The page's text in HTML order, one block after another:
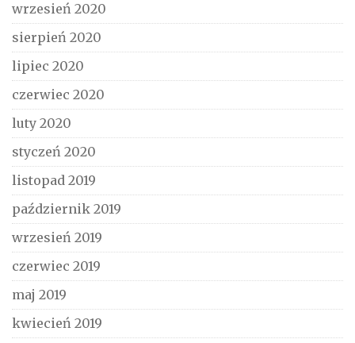
wrzesień 2020
sierpień 2020
lipiec 2020
czerwiec 2020
luty 2020
styczeń 2020
listopad 2019
październik 2019
wrzesień 2019
czerwiec 2019
maj 2019
kwiecień 2019